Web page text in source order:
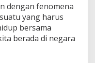
dengan fenomena
yang harus
bersama
berada di negara